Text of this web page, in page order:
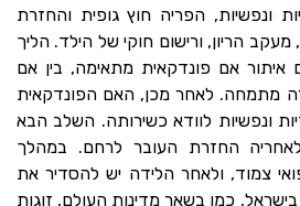
ונפשיות, הפריה חוץ גופית והחזרת
הריון, ורישום חוקי של הילד. הליך
אם פונדקאית מתאימה, בין אם
מתמחה. לאחר מכן, האם הפונדקאית
ונפשיות לוודא כשירותה. השלב הבא
החזרת העובר לרחם. במהלך
צמוד, ולאחר הלידה יש להסדיר את
כמו בשאר מדינות העולם, זוגות